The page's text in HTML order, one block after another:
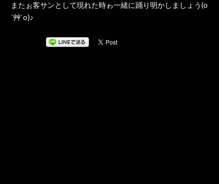
またぉ客サンとして現れた時ゎ一緒に踊り明かしましょう(o
´艸`o)♪